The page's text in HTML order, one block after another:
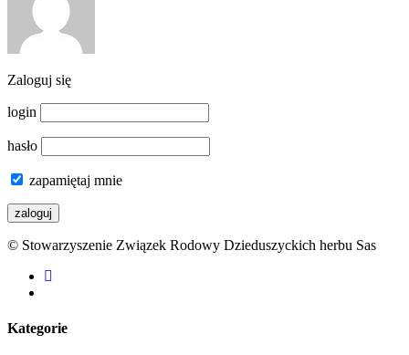
Zaloguj się
login
hasło
zapamiętaj mnie
© Stowarzyszenie Związek Rodowy Dzieduszyckich herbu Sas
facebook
Kategorie